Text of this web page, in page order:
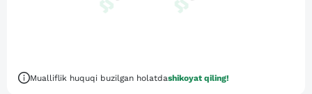
Mualliflik huquqi buzilgan holatdashikoyat qiling!